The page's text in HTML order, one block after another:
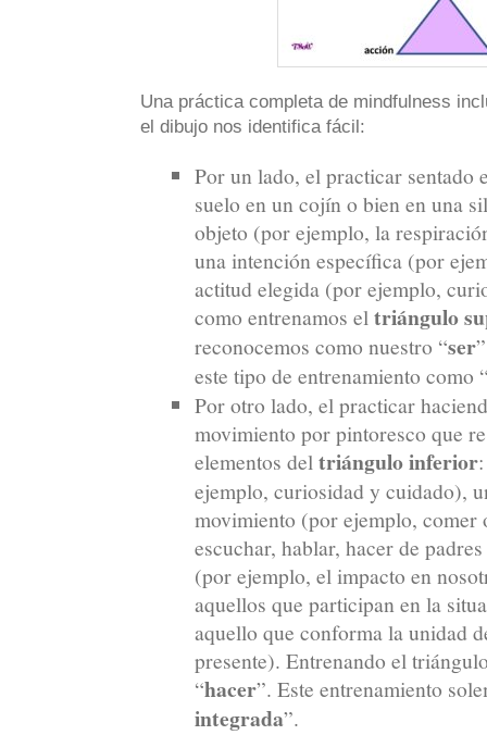
Una práctica completa de mindfulness
el dibujo nos identifica fácil:
Por un lado, el practicar sentado
suelo en un cojín o bien en una
objeto (por ejemplo, la
una intención específica (por
actitud elegida (por ejemplo,
como entrenamos el triángulo
reconocemos como nuestro “ser
este tipo de entrenamiento como
Por otro lado, el practicar
movimiento por pintoresco que
elementos del triángulo inferior
ejemplo, curiosidad y cuidado),
movimiento (por ejemplo, comer
escuchar, hablar, hacer de
(por ejemplo, el impacto en
aquellos que participan en la
aquello que conforma la unidad
presente). Entrenando el
“hacer”. Este entrenamiento
integrada”.